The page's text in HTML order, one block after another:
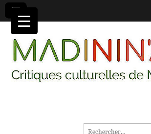
MADININ'ART
Rechercher :